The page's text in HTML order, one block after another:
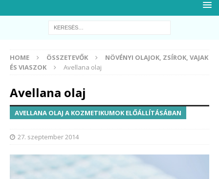
HOME ÖSSZETEVŐK
NÖVÉNYI OLAJOK, ZSÍROK, VAJAK
ÉS VIASZOK
Avellana olaj
Avellana olaj
AVELLANA OLAJ A KOZMETIKUMOK ELŐÁLLÍTÁSÁBAN
27. szeptember 2014